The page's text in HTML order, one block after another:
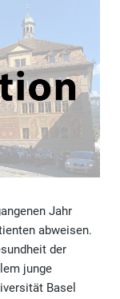
Jahr
abweisen.
der
junge
Basel